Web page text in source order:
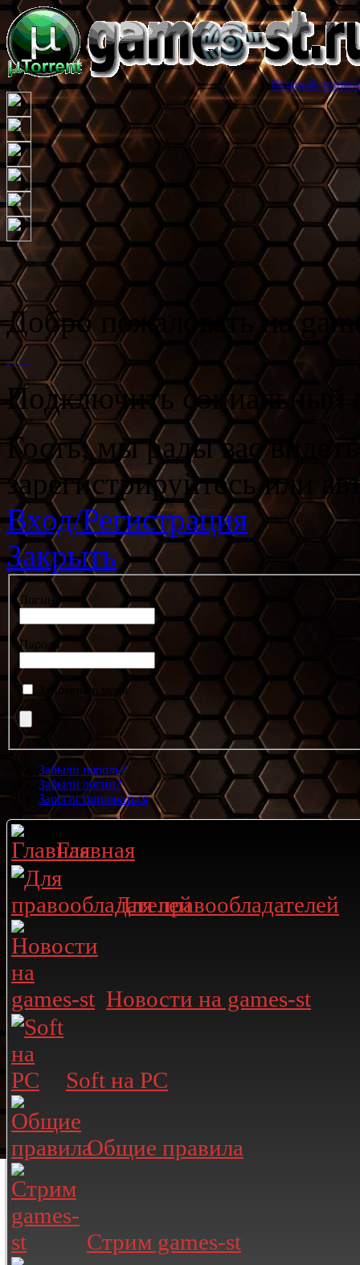
Игровой торрент трекер
Добро пожаловать на
Подключить социальный
Гость, мы рады вас
зарегистрируйтесь или
Вход/Регистрация
Закрыть
Логин
Пароль
Запомнить меня
Забыли пароль?
Забыли логин?
Зарегистрироваться
Главная
Для правообладателей
Новости на games-st
Soft на PC
Общие правила
Стрим games-st